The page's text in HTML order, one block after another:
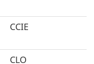
CCIE
CLO